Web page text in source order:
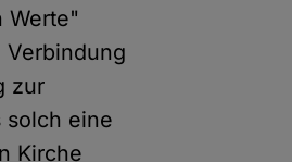
Werte"
zur
solch eine
Kirche